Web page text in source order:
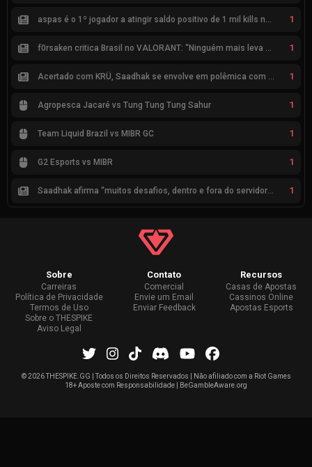
aspas é o 1º jogador a atingir saldo positivo de 1 mil kills no VCT 1
f0rsaken critica Brasil no VALORANT: “Ninguém mais leva a sério” 1
Acertado com KRÜ, Saadhak se envolve em polêmica com keznit 1
Agropesca Jacaré vs Tung Tung Tung Sahur 1
Team Liquid Brazil vs MIBR GC 1
G2 Esports vs MIBR 1
Saadhak afirma “muitos desafios, dentro e fora do servidor” sobre a jornada até a classificação 1
Sobre
Carreiras
Política de Privacidade
Termos de Uso
Sobre o THESPIKE
Aviso Legal
Contato
Comercial
Envie um Email
Enviar Feedback
Recursos
Casas de Apostas
Cassinos Online
Apostas Esports
©2026 THESPIKE.GG | Todos os Direitos Reservados | Não afiliado com a Riot Games
18+ Aposte com Responsabilidade | BeGambleAware.org